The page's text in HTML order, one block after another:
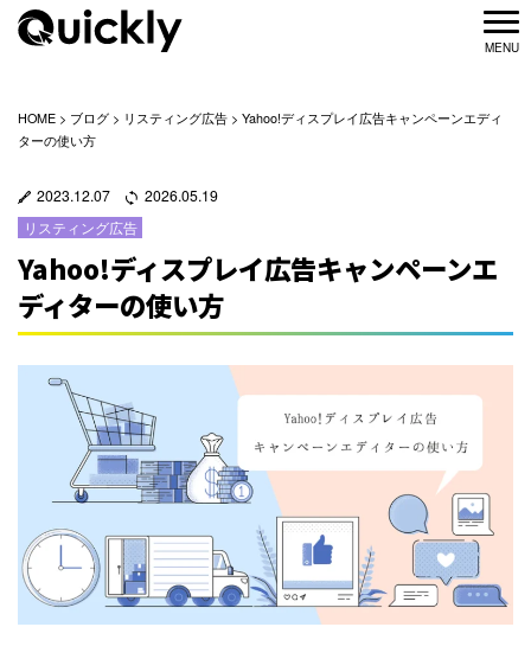
HOME > ブログ > リスティング広告 > Yahoo!ディスプレイ広告キャンペーンエディ
ターの使い方
2023.12.07 2026.05.19
リスティング広告
Yahoo!ディスプレイ広告キャンペーンエ
ディターの使い方